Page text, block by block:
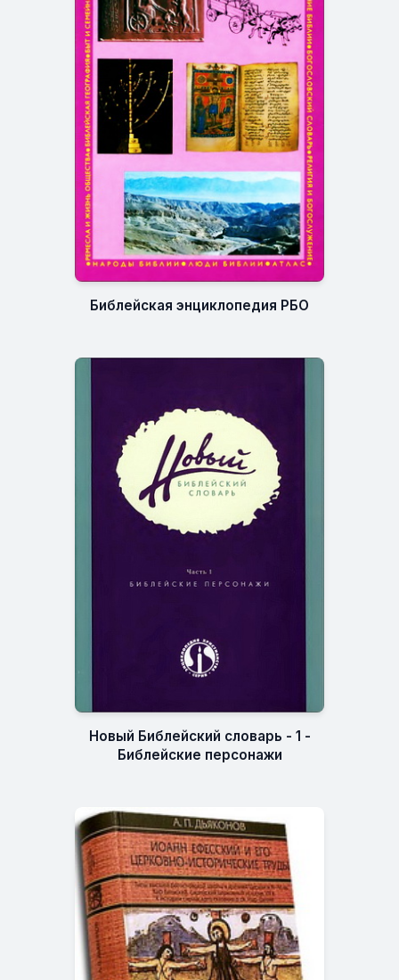
Библейская энциклопедия РБО
Новый Библейский словарь - 1 -
Библейские персонажи